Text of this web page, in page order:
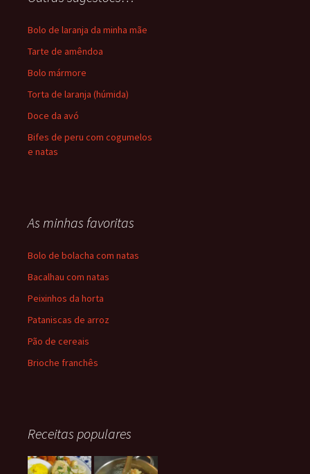
Bolo de laranja da minha mãe
Tarte de amêndoa
Bolo mármore
Torta de laranja (húmida)
Doce da avó
Bifes de peru com cogumelos
e natas
As minhas favoritas
Bolo de bolacha com natas
Bacalhau com natas
Peixinhos da horta
Pataniscas de arroz
Pão de cereais
Brioche franchês
Receitas populares